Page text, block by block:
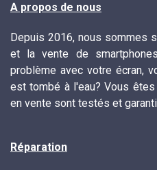
A propos de nous
Depuis 2016, nous sommes
et la vente de
problème avec votre écran,
est tombé à l'eau? Vous
en vente sont testés et
Réparation